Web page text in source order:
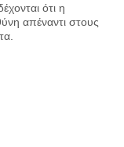
ότι η
απέναντι στους